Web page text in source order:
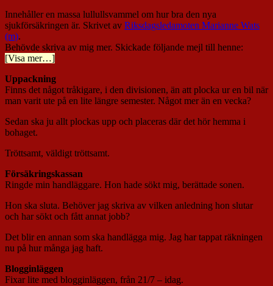
Innehåller en massa lullullsvammel om hur bra den nya
sjukförsäkringen är. Skrivet av Riksdagsledamoten Marianne Wats
(m).
Behövde skriva av mig mer. Skickade följande mejl till henne:
[Visa mer…]
Uppackning
Finns det något tråkigare, i den divisionen, än att plocka ur en bil när
man varit ute på en lite längre semester. Något mer än en vecka?
Sedan ska ju allt plockas upp och placeras där det hör hemma i
bohaget.
Tröttsamt, väldigt tröttsamt.
Försäkringskassan
Ringde min handläggare. Hon hade sökt mig, berättade sonen.
Hon ska sluta. Behöver jag skriva av vilken anledning hon slutar
och har sökt och fått annat jobb?
Det blir en annan som ska handlägga mig. Jag har tappat räkningen
nu på hur många jag haft.
Blogginläggen
Fixar lite med blogginläggen, från 21/7 – idag.